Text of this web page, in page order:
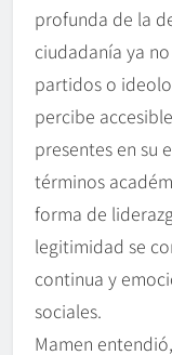
profunda de la
ciudadanía ya
partidos o
percibe
presentes en su
términos
forma de
legitimidad se
continua y
sociales.
Mamen